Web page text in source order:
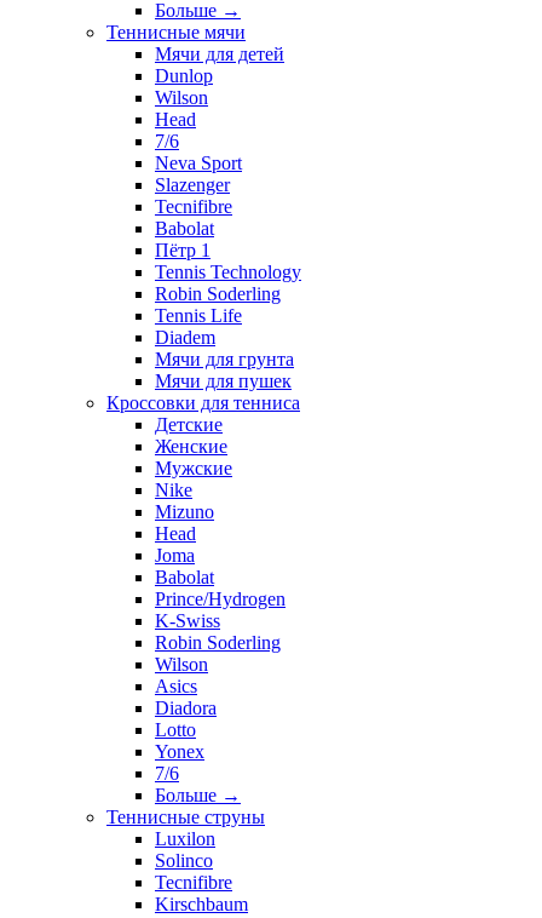
Больше →
Теннисные мячи
Мячи для детей
Dunlop
Wilson
Head
7/6
Neva Sport
Slazenger
Tecnifibre
Babolat
Пётр 1
Tennis Technology
Robin Soderling
Tennis Life
Diadem
Мячи для грунта
Мячи для пушек
Кроссовки для тенниса
Детские
Женские
Мужские
Nike
Mizuno
Head
Joma
Babolat
Prince/Hydrogen
K-Swiss
Robin Soderling
Wilson
Asics
Diadora
Lotto
Yonex
7/6
Больше →
Теннисные струны
Luxilon
Solinco
Tecnifibre
Kirschbaum